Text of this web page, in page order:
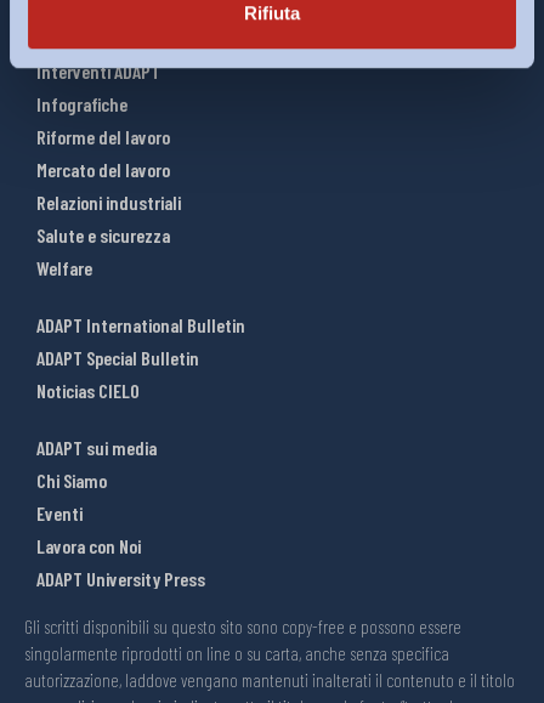
Rifiuta
Interventi ADAPT
Infografiche
Riforme del lavoro
Mercato del lavoro
Relazioni industriali
Salute e sicurezza
Welfare
ADAPT International Bulletin
ADAPT Special Bulletin
Noticias CIELO
ADAPT sui media
Chi Siamo
Eventi
Lavora con Noi
ADAPT University Press
Gli scritti disponibili su questo sito sono copy-free e possono essere
singolarmente riprodotti on line o su carta, anche senza specifica
autorizzazione, laddove vengano mantenuti inalterati il contenuto e il titolo